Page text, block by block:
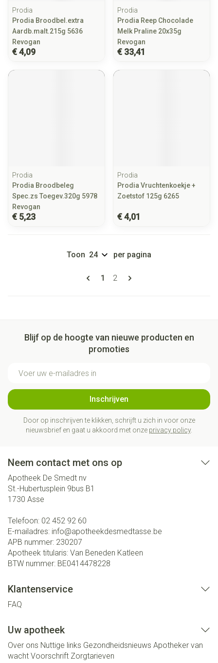
Prodia
Prodia Broodbel.extra
Aardb.malt.215g 5636
Revogan
€ 4,09
Prodia
Prodia Reep Chocolade
Melk Praline 20x35g
Revogan
€ 33,41
Prodia
Prodia Broodbeleg
Spec.zs Toegev.320g 5978
Revogan
€ 5,23
Prodia
Prodia Vruchtenkoekje +
Zoetstof 125g 6265
€ 4,01
Pagina's
U lees momenteel pagina
1 Pagina
2
Toon per pagina
Blijf op de hoogte van nieuwe producten en
promoties
Inschrijven
Door op inschrijven te klikken, schrijft u zich in voor onze
nieuwsbrief en gaat u akkoord met onze privacy policy.
Neem contact met ons op
Apotheek De Smedt nv
St.-Hubertusplein 9bus B1
1730 Asse
Telefoon: 02 452 92 60
E-mailadres: info@apotheekdesmedtasse.be
APB nummer: 230207
Apotheek titularis: Van Beneden Katleen
BTW nummer: BE0414478228
Klantenservice
FAQ
Uw apotheek
Over ons Nuttige links Gezondheidsnieuws Apotheker van
wacht Voorschrift Zorgtarieven